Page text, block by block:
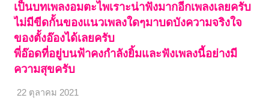
เป็นบทเพลงอมตะไพเราะน่าฟังมากอีกเพลงเลยครับ
ไม่มีขีดกั้นของแนวเพลงใดๆมาบดบังความจริงใจ
ของตั้งอ๊องได้เลยครับ
พี่อ๊อดที่อยู่บนฟ้าคงกำลังยิ้มและฟังเพลงนี้อย่างมี
ความสุขครับ
22 ตุลาคม 2021